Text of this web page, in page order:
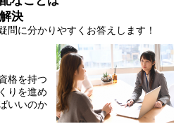
決
問に分かりやすくお答えします！
格を持つ
りを進め
いいのか